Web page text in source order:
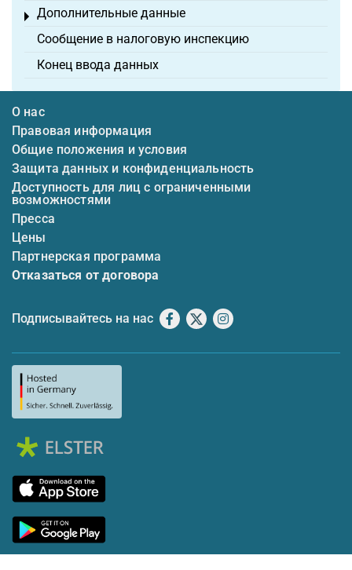
Дополнительные данные
Toggle menu
Сообщение в налоговую инспекцию
Конец ввода данных
О нас
Правовая информация
Общие положения и условия
Защита данных и конфиденциальность
Доступность для лиц с ограниченными
возможностями
Пресса
Цены
Партнерская программа
Отказаться от договора
Подписывайтесь на нас Facebook
X Instagram